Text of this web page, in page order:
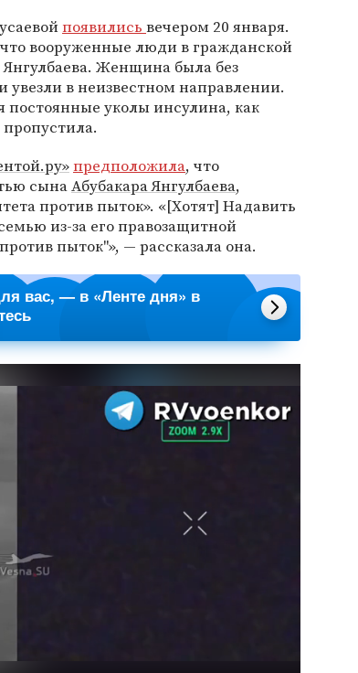
появились вечером 20 января.
вооруженные люди в гражданской
Женщина была без
увезли в неизвестном направлении.
постоянные уколы инсулина, как
предположила, что
сынаАбубакара Янгулбаева,
против пыток». «[Хотят] Надавить
из-за его правозащитной
пыток"», — рассказала она.
вас, — в «Ленте дня» в